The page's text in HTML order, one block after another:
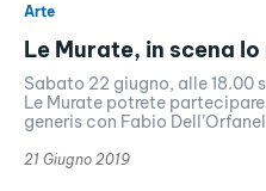
Arte
Le Murate, in scena
Sabato 22 giugno, alle 18.00
Le Murate potrete
generis con Fabio
21 Giugno 2019